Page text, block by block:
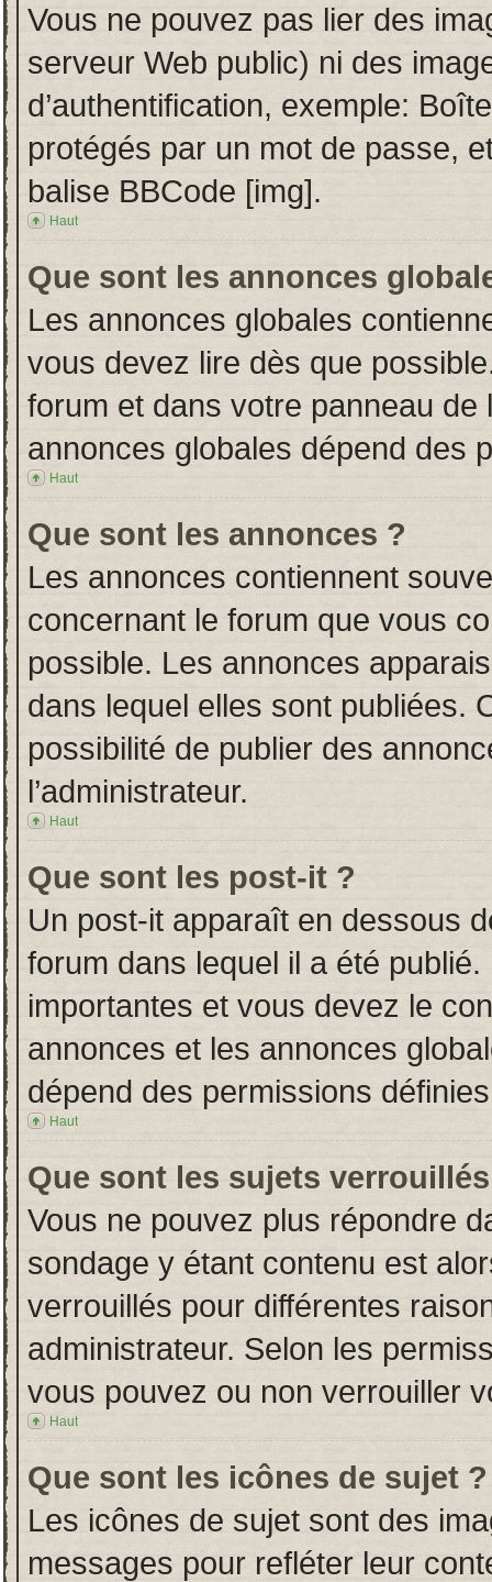
Vous ne pouvez pas lier des
serveur Web public) ni des
d’authentification, exemple:
protégés par un mot de passe,
balise BBCode [img].
Haut
Que sont les annonces
Les annonces globales
vous devez lire dès que
forum et dans votre panneau de
annonces globales dépend des
Haut
Que sont les annonces ?
Les annonces contiennent
concernant le forum que vous
possible. Les annonces
dans lequel elles sont publiées.
possibilité de publier des
l’administrateur.
Haut
Que sont les post-it ?
Un post-it apparaît en dessous
forum dans lequel il a été
importantes et vous devez le
annonces et les annonces
dépend des permissions
Haut
Que sont les sujets
Vous ne pouvez plus répondre
sondage y étant contenu est
verrouillés pour différentes
administrateur. Selon les
vous pouvez ou non verrouiller
Haut
Que sont les icônes de sujet ?
Les icônes de sujet sont des
messages pour refléter leur